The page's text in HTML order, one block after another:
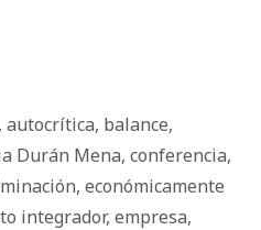
, autocrítica, balance,
Durán Mena, conferencia,
, económicamente
integrador, empresa,